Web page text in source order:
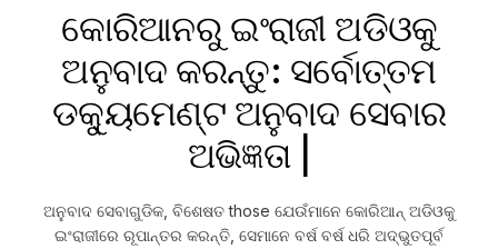
କୋରିଆନରୁ ଇଂରାଜୀ ଅଡିଓକୁ
ଅନୁବାଦ କରନ୍ତୁ: ସର୍ବୋତ୍ତମ
ଡକ୍ୟୁମେଣ୍ଟ ଅନୁବାଦ ସେବାର
ଅଭିଜ୍ଞତା |
ଅନୁବାଦ ସେବାଗୁଡିକ, ବିଶେଷତ those ଯେଉଁମାନେ କୋରିଆନ୍ ଅଡିଓକୁ
ଇଂରାଜୀରେ ରୂପାନ୍ତର କରନ୍ତି, ସେମାନେ ବର୍ଷ ବର୍ଷ ଧରି ଅଦ୍ଭୁତପୂର୍ବ